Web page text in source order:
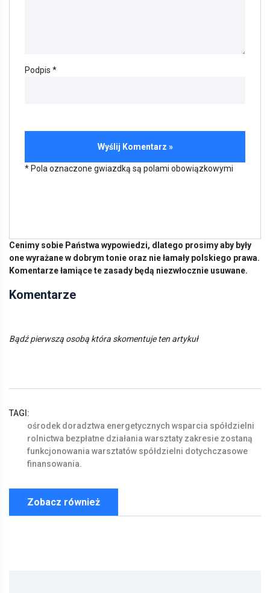
Podpis *
* Pola oznaczone gwiazdką są polami obowiązkowymi
Cenimy sobie Państwa wypowiedzi, dlatego prosimy aby były
one wyrażane w dobrym tonie oraz nie łamały polskiego prawa.
Komentarze łamiące te zasady będą niezwłocznie usuwane.
Komentarze
Bądź pierwszą osobą która skomentuje ten artykuł
TAGI:
ośrodek doradztwa energetycznych wsparcia spółdzielni
rolnictwa bezpłatne działania warsztaty zakresie zostaną
funkcjonowania warsztatów spółdzielni dotychczasowe
finansowania.
Zobacz również